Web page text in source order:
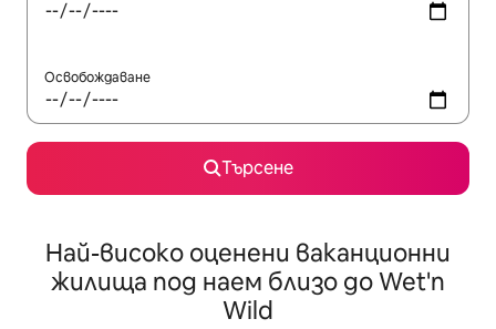
Освобождаване
Търсене
Най-високо оценени ваканционни
жилища под наем близо до Wet'n
Wild